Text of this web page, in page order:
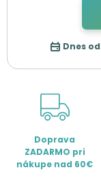
Dnes
Doprava
ZADARMO pri
nákupe nad 60€